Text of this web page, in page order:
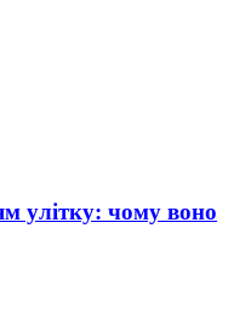
улітку: чому воно